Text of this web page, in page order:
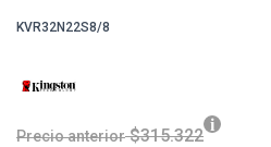
KVR32N22S8/8
Precio anterior $315.322